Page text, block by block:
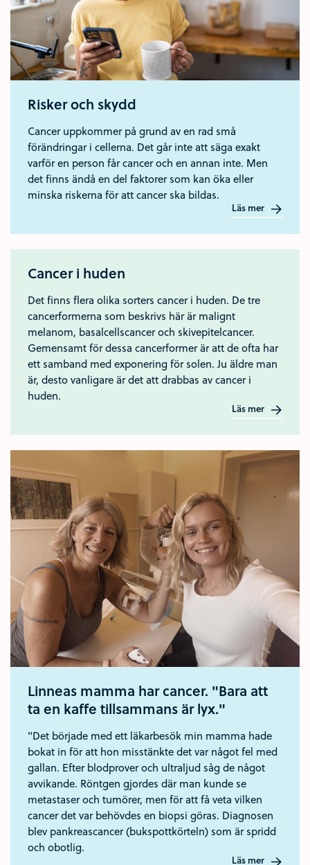
Risker och skydd
Cancer uppkommer på grund av en rad små
förändringar i cellerna. Det går inte att säga exakt
varför en person får cancer och en annan inte. Men
det finns ändå en del faktorer som kan öka eller
minska riskerna för att cancer ska bildas.
Läs mer
Cancer i huden
Det finns flera olika sorters cancer i huden. De tre
cancerformerna som beskrivs här är malignt
melanom, basalcellscancer och skivepitelcancer.
Gemensamt för dessa cancerformer är att de ofta har
ett samband med exponering för solen. Ju äldre man
är, desto vanligare är det att drabbas av cancer i
huden.
Läs mer
Linneas mamma har cancer. "Bara att
ta en kaffe tillsammans är lyx."
"Det började med ett läkarbesök min mamma hade
bokat in för att hon misstänkte det var något fel med
gallan. Efter blodprover och ultraljud såg de något
avvikande. Röntgen gjordes där man kunde se
metastaser och tumörer, men för att få veta vilken
cancer det var behövdes en biopsi göras. Diagnosen
blev pankreascancer (bukspottkörteln) som är spridd
och obotlig.
Läs mer